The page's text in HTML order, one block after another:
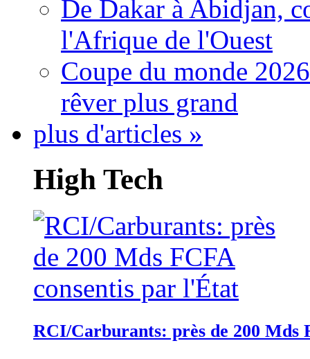
De Dakar à Abidjan,
l'Afrique de l'Ouest
Coupe du monde
rêver plus grand
plus d'articles »
High Tech
RCI/Carburants: près de 200 Mds